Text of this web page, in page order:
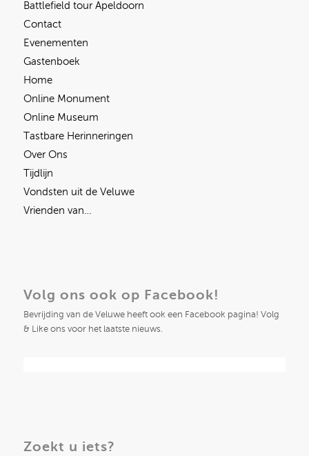
Battlefield tour Apeldoorn
Contact
Evenementen
Gastenboek
Home
Online Monument
Online Museum
Tastbare Herinneringen
Over Ons
Tijdlijn
Vondsten uit de Veluwe
Vrienden van…
Volg ons ook op Facebook!
Bevrijding van de Veluwe heeft ook een Facebook pagina! Volg
& Like ons voor het laatste nieuws.
Zoekt u iets?